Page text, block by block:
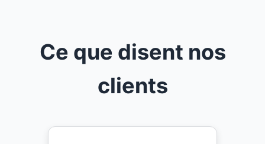
Ce que disent nos
clients